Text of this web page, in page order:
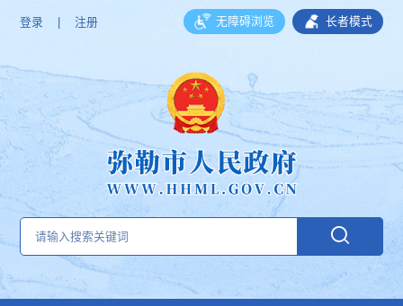
登录 注册 无障碍浏览 长者模式